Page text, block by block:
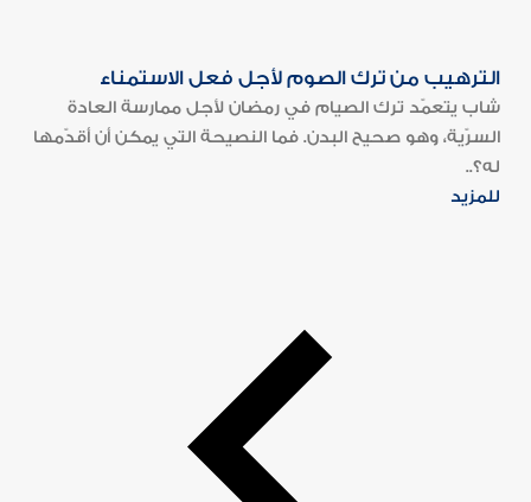
الترهيب من ترك الصوم لأجل فعل الاستمناء
شاب يتعمّد ترك الصيام في رمضان لأجل ممارسة العادة
السرّية، وهو صحيح البدن. فما النصيحة التي يمكن أن أقدّمها
له؟..
للمزيد